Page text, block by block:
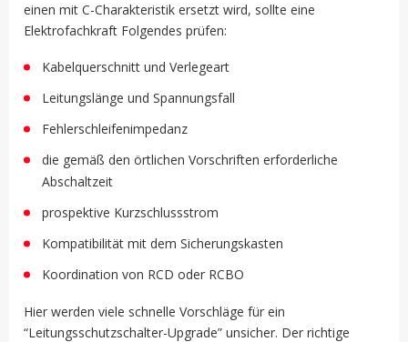
einen mit C-Charakteristik ersetzt wird, sollte eine
Elektrofachkraft Folgendes prüfen:
Kabelquerschnitt und Verlegeart
Leitungslänge und Spannungsfall
Fehlerschleifenimpedanz
die gemäß den örtlichen Vorschriften erforderliche
Abschaltzeit
prospektive Kurzschlussstrom
Kompatibilität mit dem Sicherungskasten
Koordination von RCD oder RCBO
Hier werden viele schnelle Vorschläge für ein
“Leitungsschutzschalter-Upgrade” unsicher. Der richtige